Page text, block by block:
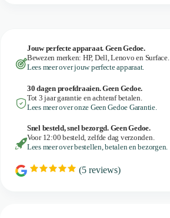
moet
weten
Jouw perfecte apparaat. Geen Gedoe.
Bewezen merken: HP, Dell, Lenovo en Surface.
Lees meer over jouw perfecte apparaat.
30 dagen proefdraaien. Geen Gedoe.
Tot 3 jaar garantie en achteraf betalen.
Lees meer over onze Geen Gedoe Garantie.
Snel besteld, snel bezorgd. Geen Gedoe.
Voor 12:00 besteld, zelfde dag verzonden.
Lees meer over bestellen, betalen en bezorgen.
R
(5 reviews)